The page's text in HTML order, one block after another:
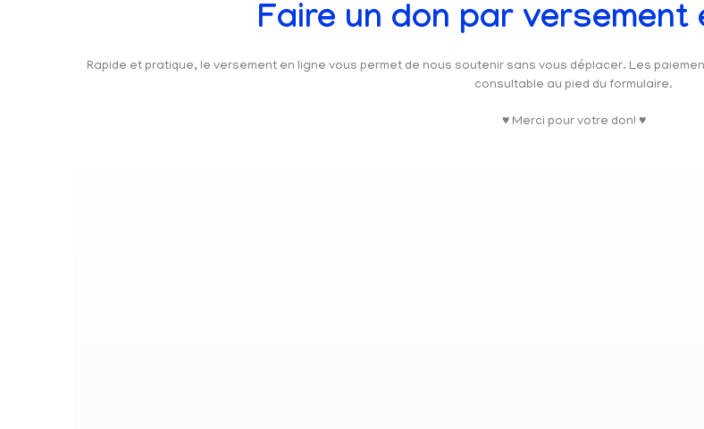
Faire un don par versement
Rapide et pratique, le versement en ligne vous permet de nous soutenir sans vous déplacer. Les
consultable au pied du formulaire.
♥ Merci pour votre don! ♥